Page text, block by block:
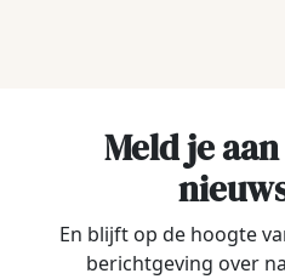
Meld je
En blijft op de hoogte
berichtgeving over